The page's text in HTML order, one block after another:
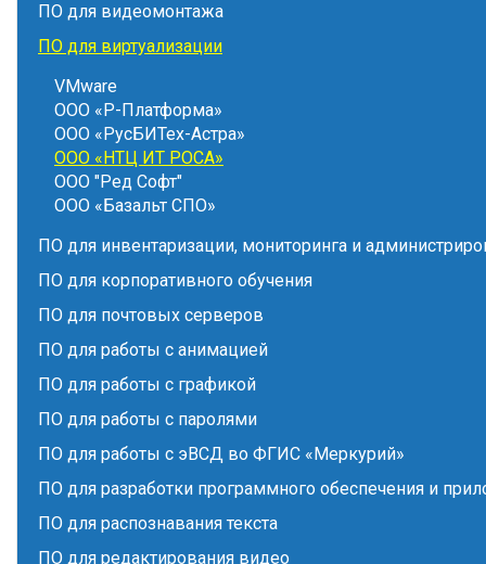
ПО для видеомонтажа
ПО для виртуализации
VMware
ООО «Р-Платформа»
ООО «РусБИТех-Астра»
ООО «НТЦ ИТ РОСА»
ООО "Ред Софт"
ООО «Базальт СПО»
ПО для инвентаризации, мониторинга и
ПО для корпоративного обучения
ПО для почтовых серверов
ПО для работы с анимацией
ПО для работы с графикой
ПО для работы с паролями
ПО для работы с эВСД во ФГИС «Меркурий»
ПО для разработки программного обеспечения и
ПО для распознавания текста
ПО для редактирования видео